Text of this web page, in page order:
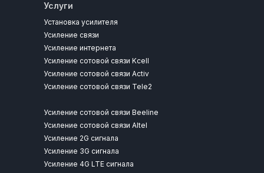
Услуги
Установка усилителя
Усиление связи
Усиление интернета
Усиление сотовой связи Kcell
Усиление сотовой связи Activ
Усиление сотовой связи Tele2
Усиление сотовой связи Beeline
Усиление сотовой связи Altel
Усиление 2G сигнала
Усиление 3G сигнала
Усиление 4G LTE сигнала